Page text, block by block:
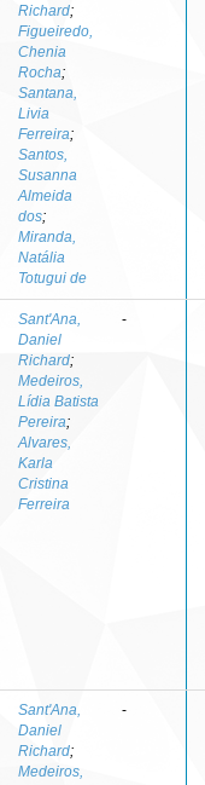
Richard;
Figueiredo,
Chenia
Rocha;
Santana,
Livia
Ferreira;
Santos,
Susanna
Almeida
dos;
Miranda,
Natália
Totugui de
Sant'Ana,
Daniel
Richard;
Medeiros,
Lídia Batista
Pereira;
Alvares,
Karla
Cristina
Ferreira
-
Sant'Ana,
Daniel
Richard;
Medeiros,
-